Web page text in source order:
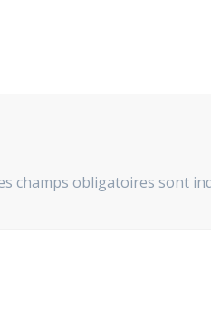
champs obligatoires sont